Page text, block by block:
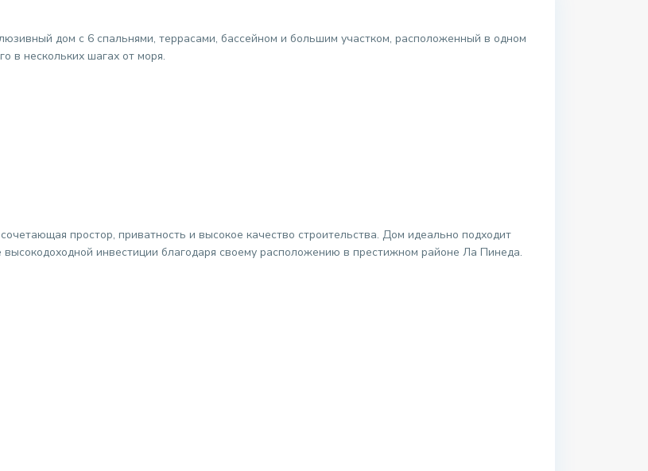
дом с 6 спальнями, террасами, бассейном и большим участком, расположенный в одном
в нескольких шагах от моря.
простор, приватность и высокое качество строительства. Дом идеально подходит
высокодоходной инвестиции благодаря своему расположению в престижном районе Ла Пинеда.